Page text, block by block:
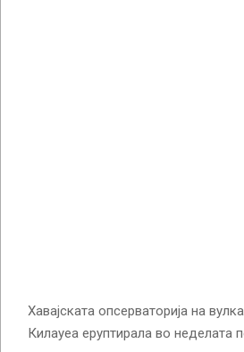
Хавајската опсерваторија на
Килауеа еруптирала во неделата